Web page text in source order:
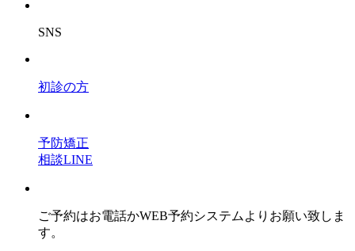
SNS
初診の方
予防矯正
相談LINE
ご予約はお電話かWEB予約システムよりお願い致しま
す。